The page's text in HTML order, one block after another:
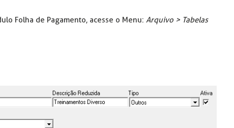
Folha de Pagamento, acesse o Menu: Arquivo > Tabelas